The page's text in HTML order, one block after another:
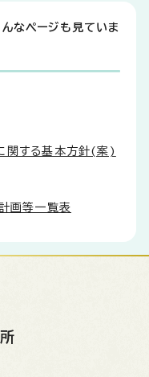
なページも見ていま
関する基本方針(案)
画等一覧表